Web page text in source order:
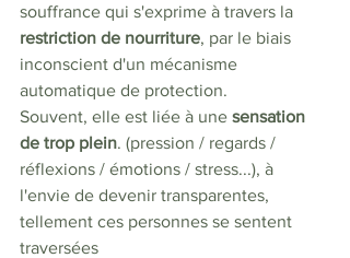
souffrance qui s'exprime à travers la
restriction de nourriture, par le biais
inconscient d'un mécanisme
automatique de protection.
Souvent, elle est liée à une sensation
de trop plein. (pression / regards /
réflexions / émotions / stress...), à
l'envie de devenir transparentes,
tellement ces personnes se sentent
traversées